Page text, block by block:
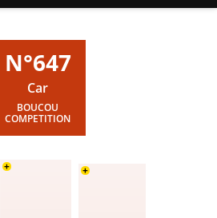
N°647
Car
BOUCOU
COMPETITION
+ +